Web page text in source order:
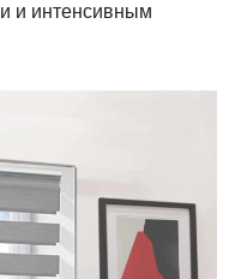
и интенсивным